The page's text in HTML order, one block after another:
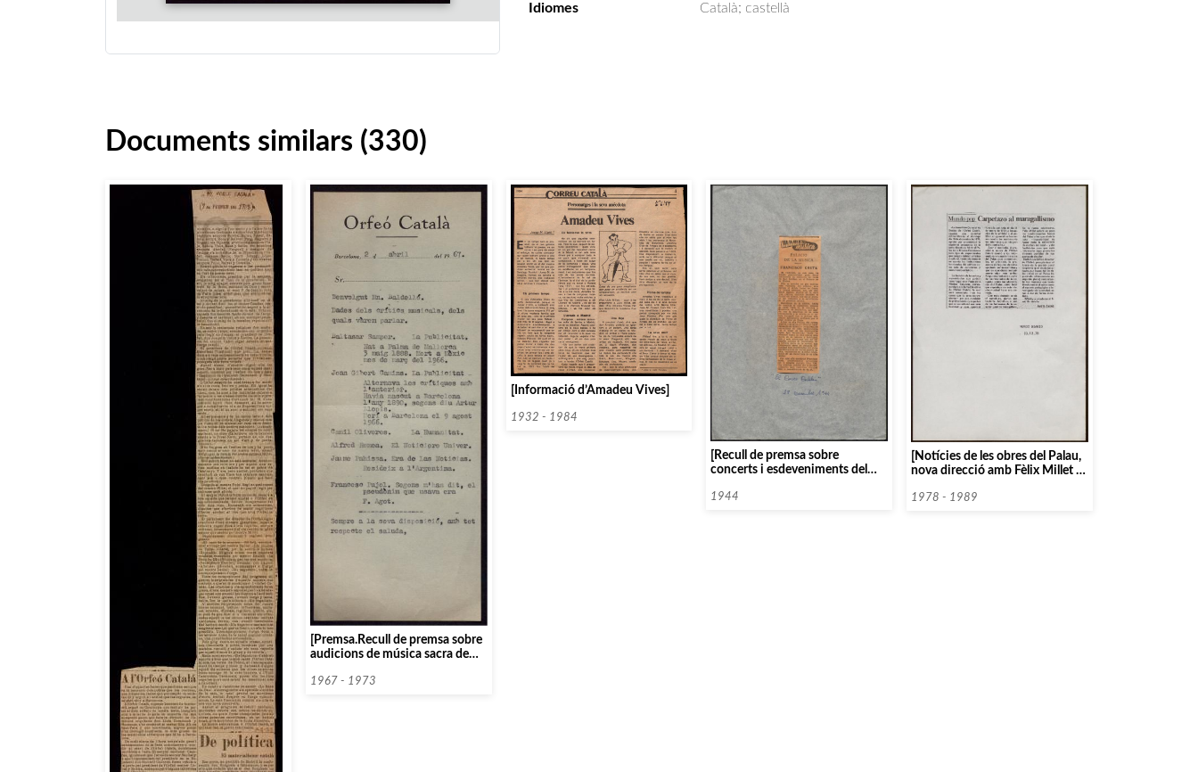
Idiomes
Català; castellà
Documents similars (330)
[Premsa.Recull de premsa sobre
audicions de música sacra de
1967 - 1973
[Informació d’Amadeu Vives]
1932 - 1984
[Recull de premsa sobre
concerts i esdeveniments del
1944
[Notícies de les obres del Palau,
nova direcció amb Fèlix Millet i
Català]
1978 - 1989